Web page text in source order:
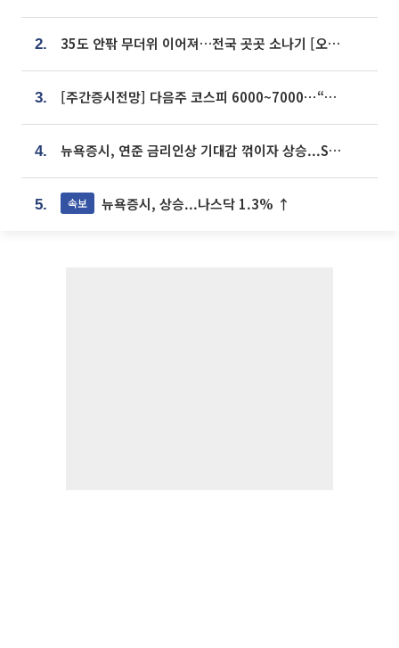
2. 35도 안팎 무더위 이어져…전국 곳곳 소나기 [오늘 날씨]
3. [주간증시전망] 다음주 코스피 6000~7000⋯“外人 수급은 정책이 변수”
4. 뉴욕증시, 연준 금리인상 기대감 꺾이자 상승...S&P500 사상 최고치 [종합]
5. 속보 뉴욕증시, 상승...나스닥 1.3% ↑